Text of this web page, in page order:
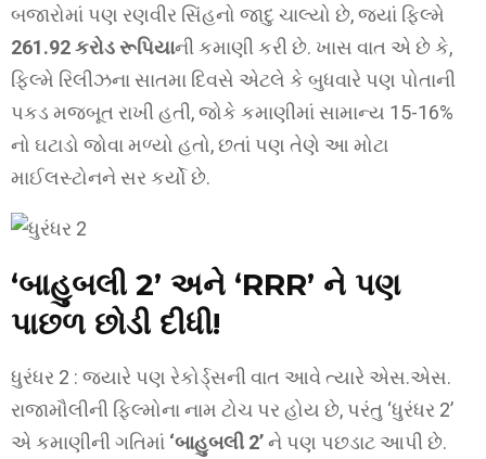
બજારોમાં પણ રણવીર સિંહનો જાદુ ચાલ્યો છે, જ્યાં ફિલ્મે
261.92 કરોડ રૂપિયાની કમાણી કરી છે. ખાસ વાત એ છે કે,
ફિલ્મે રિલીઝના સાતમા દિવસે એટલે કે બુધવારે પણ પોતાની
પકડ મજબૂત રાખી હતી, જોકે કમાણીમાં સામાન્ય 15-16%
નો ઘટાડો જોવા મળ્યો હતો, છતાં પણ તેણે આ મોટા
માઈલસ્ટોનને સર કર્યો છે.
‘બાહુબલી 2’ અને ‘RRR’ ને પણ
પાછળ છોડી દીધી!
ધુરંધર 2 : જ્યારે પણ રેકોર્ડ્સની વાત આવે ત્યારે એસ.એસ.
રાજામૌલીની ફિલ્મોના નામ ટોચ પર હોય છે, પરંતુ ‘ધુરંધર 2’
એ કમાણીની ગતિમાં ‘બાહુબલી 2’ને પણ પછડાટ આપી છે.